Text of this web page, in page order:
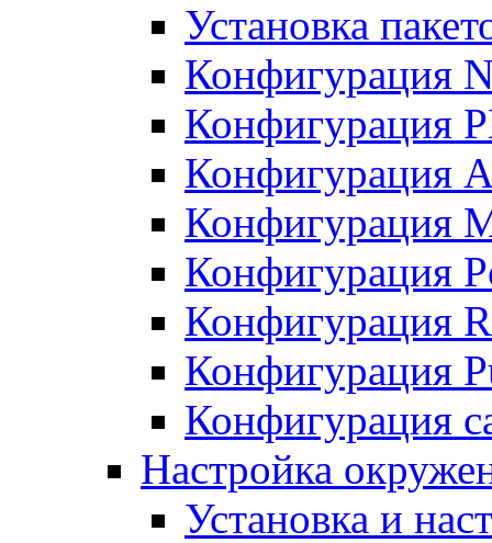
Установка
Конфигурация
Конфигурация
Конфигурация
Конфигурация
Конфигурация
Конфигурация
Конфигурация
Конфигурация
Настройка
Установка и